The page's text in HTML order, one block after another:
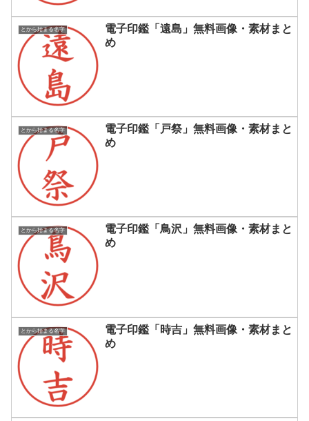
とから始まる名字
電子印鑑「遠島」無料画像・素材まと
め
とから始まる名字
電子印鑑「戸祭」無料画像・素材まと
め
とから始まる名字
電子印鑑「鳥沢」無料画像・素材まと
め
とから始まる名字
電子印鑑「時吉」無料画像・素材まと
め